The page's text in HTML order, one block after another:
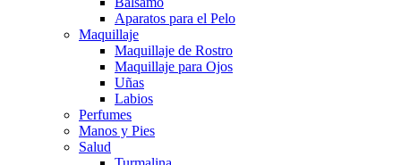
Aparatos para el Pelo
Maquillaje
Maquillaje de Rostro
Maquillaje para Ojos
Uñas
Labios
Perfumes
Manos y Pies
Salud